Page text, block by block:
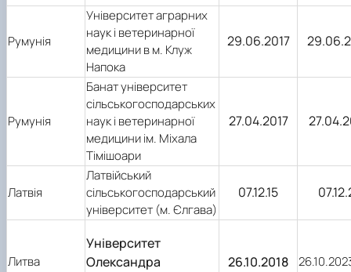
Румунія
Університет аграрних
наук і ветеринарної
медицини в м. Клуж
Напока
29.06.2017
Румунія
Банат університет
сільськогосподарських
наук і ветеринарної
медицини ім. Міхала
Тімішоари
27.04.2017
Латвія
Латвійський
сільськогосподарський
університет (м. Єлгава)
07.12.15
Литва
Університет
Олександра
26.10.2018